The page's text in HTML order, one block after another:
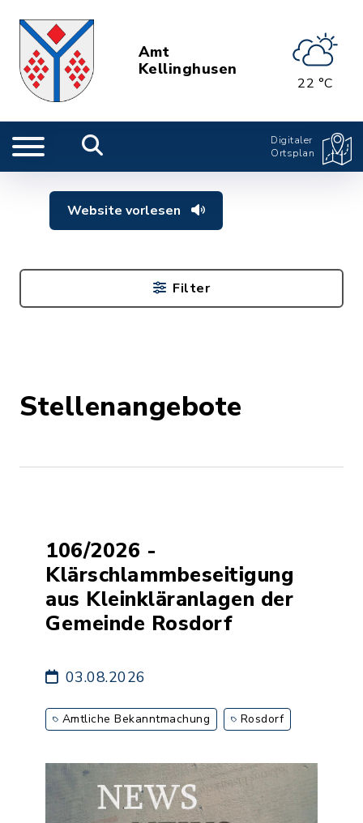
Amt
Kellinghusen
22 °C
Digitaler
Ortsplan
Website vorlesen
Stellenangebote
106/2026 -
Klärschlammbeseitigung
aus Kleinkläranlagen der
Gemeinde Rosdorf
03.08.2026
Amtliche Bekanntmachung Rosdorf
Filter